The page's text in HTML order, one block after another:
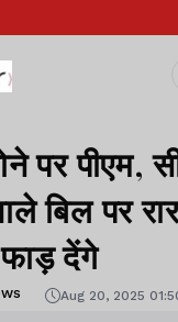
पर पीएम,
बिल पर
देंगे
Aug 20, 2025